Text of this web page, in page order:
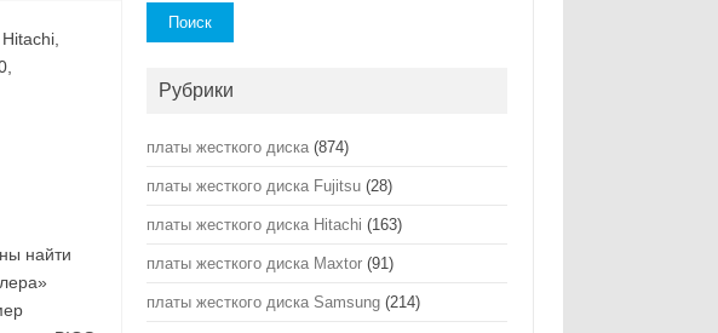
найти
Рубрики
платы жесткого диска (874)
платы жесткого диска Fujitsu (28)
платы жесткого диска Hitachi (163)
платы жесткого диска Maxtor (91)
платы жесткого диска Samsung (214)